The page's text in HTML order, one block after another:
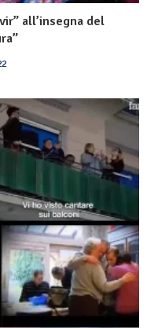
all’insegna del